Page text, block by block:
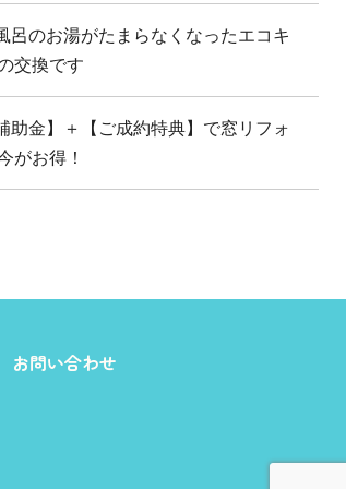
呂のお湯がたまらなくなったエコキ
交換です
助金】＋【ご成約特典】で窓リフォ
がお得！
お問い合わせ